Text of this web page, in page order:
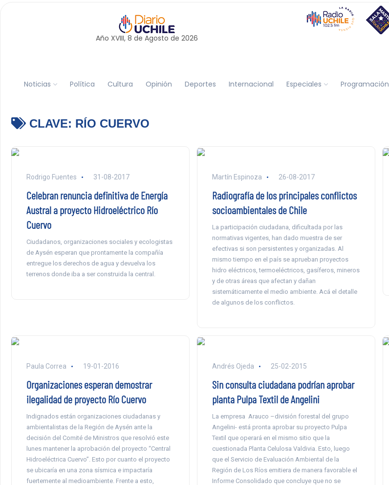
Año XVIII, 8 de Agosto de 2026
Noticias Política Cultura Opinión Deportes Internacional Especiales Programación
CLAVE: RÍO CUERVO
Rodrigo Fuentes 31-08-2017
Celebran renuncia definitiva de Energía
Austral a proyecto Hidroeléctrico Río
Cuervo
Ciudadanos, organizaciones sociales y ecologistas
de Aysén esperan que prontamente la compañía
entregue los derechos de agua y devuelva los
terrenos donde iba a ser construida la central.
Martín Espinoza 26-08-2017
Radiografía de los principales conflictos
socioambientales de Chile
La participación ciudadana, dificultada por las
normativas vigentes, han dado muestra de ser
efectivas si son persistentes y organizadas. Al
mismo tiempo en el país se aprueban proyectos
hidro eléctricos, termoeléctricos, gasíferos, mineros
y de otras áreas que afectan y dañan
sistemáticamente el medio ambiente. Acá el detalle
de algunos de los conflictos.
Paula Correa 19-01-2016
Organizaciones esperan demostrar
ilegalidad de proyecto Río Cuervo
Indignados están organizaciones ciudadanas y
ambientalistas de la Región de Aysén ante la
decisión del Comité de Ministros que resolvió este
lunes mantener la aprobación del proyecto “Central
Hidroeléctrica Cuervo”. Esto por cuanto el proyecto
se ubicaría en una zona sísmica e impactaría
fuertemente al medioambiente. Frente a esto,
Andrés Ojeda 25-02-2015
Sin consulta ciudadana podrían aprobar
planta Pulpa Textil de Angelini
La empresa Arauco –división forestal del grupo
Angelini- está pronta aprobar su proyecto Pulpa
Textil que operará en el mismo sitio que la
cuestionada Planta Celulosa Valdivia. Esto, luego
que el Servicio de Evaluación Ambiental de la
Región de Los Ríos emitiera de manera favorable el
Informe Consolidado que concluye que no se